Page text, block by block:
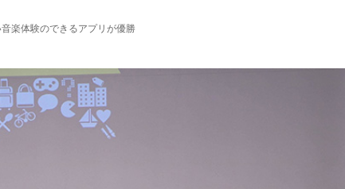
楽体験のできるアプリが優勝